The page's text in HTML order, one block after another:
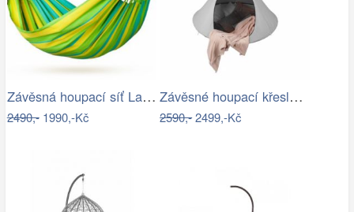
Závěsná houpací síť La Siesta SONRISA -…
2490,-1990,-Kč
Závěsné houpací křeslo, světle šedá,…
2590,-2499,-Kč